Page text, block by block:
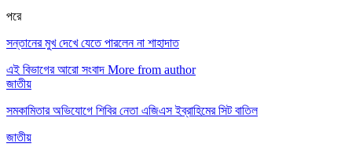
পরে
সন্তানের মুখ দেখে যেতে পারলেন না শাহাদাত
এই বিভাগের আরো সংবাদ More from author
জাতীয়
সমকামিতার অভিযোগে শিবির নেতা এজিএস ইব্রাহিমের সিট বাতিল
জাতীয়